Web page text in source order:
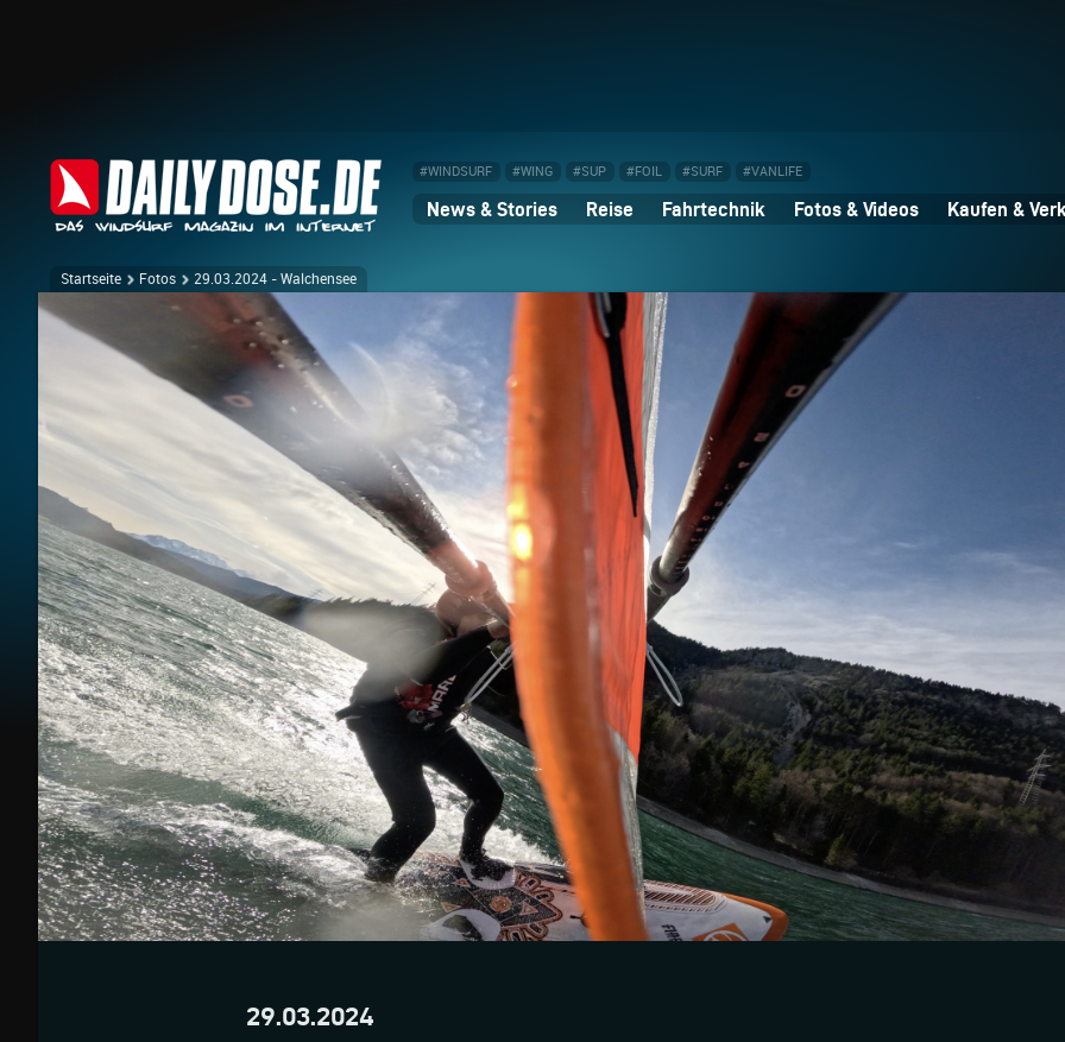
#WINDSURF #WING #SUP #FOIL #SURF #VANLIFE
News & Stories Reise Fahrtechnik Fotos & Videos Kaufen &
Startseite Fotos 29.03.2024 - Walchensee
29.03.2024